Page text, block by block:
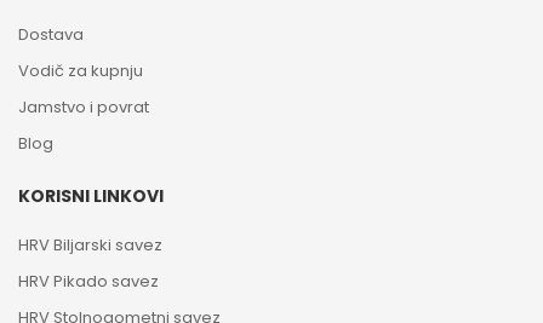
Dostava
Vodič za kupnju
Jamstvo i povrat
Blog
KORISNI LINKOVI
HRV Biljarski savez
HRV Pikado savez
HRV Stolnogometni savez